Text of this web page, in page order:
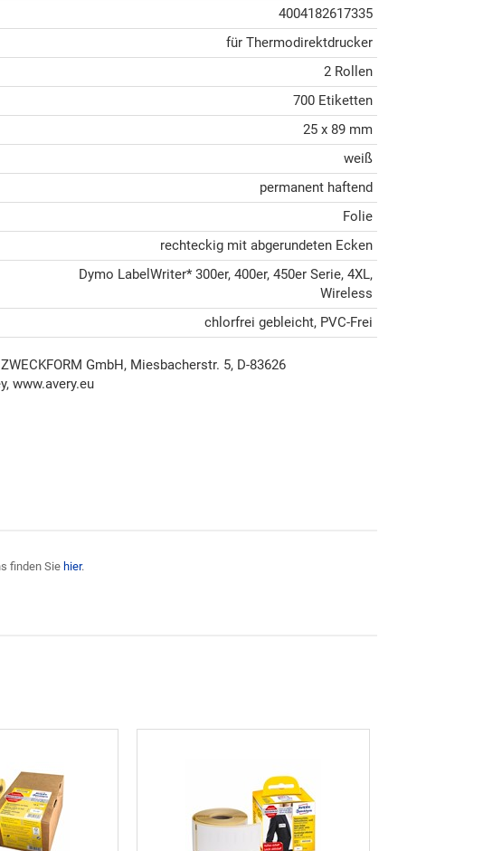
4004182617335
für Thermodirektdrucker
2 Rollen
700 Etiketten
25 x 89 mm
weiß
permanent haftend
Folie
rechteckig mit abgerundeten Ecken
Dymo LabelWriter* 300er, 400er, 450er Serie, 4XL,
Wireless
chlorfrei gebleicht, PVC-Frei
GmbH, Miesbacherstr. 5, D-83626
www.avery.eu
finden Sie hier.